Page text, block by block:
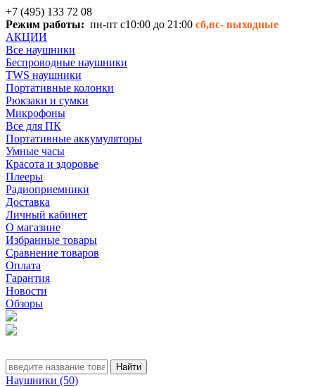
+7 (495) 133 72 08
Режим работы: пн-пт с10:00 до 21:00 сб,вс- выходные
АКЦИИ
Все наушники
Беспроводные наушники
TWS наушники
Портативные колонки
Рюкзаки и сумки
Микрофоны
Все для ПК
Портативные аккумуляторы
Умные часы
Красота и здоровье
Плееры
Радиоприемники
Доставка
Личный кабинет
О магазине
Избранные товары
Сравнение товаров
Оплата
Гарантия
Новости
Обзоры
Наушники (50)